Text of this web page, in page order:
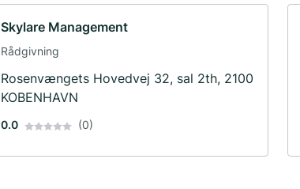
Skylare Management
Rådgivning
Rosenvængets Hovedvej 32, sal 2th, 2100
KOBENHAVN
0.0 (0)